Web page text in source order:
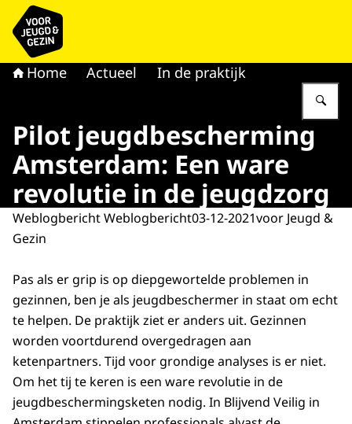
Naar de homepage van voor Jeugd & Gezin
Home Actueel In de praktijk
Pilot jeugdbescherming
Amsterdam: Een ware
revolutie in de jeugdzorg
Weblogbericht Weblogbericht03-12-2021voor Jeugd &
Gezin
Pas als er grip is op diepgewortelde problemen in
gezinnen, ben je als jeugdbeschermer in staat om echt
te helpen. De praktijk ziet er anders uit. Gezinnen
worden voortdurend overgedragen aan
ketenpartners. Tijd voor grondige analyses is er niet.
Om het tij te keren is een ware revolutie in de
jeugdbeschermingsketen nodig. In Blijvend Veilig in